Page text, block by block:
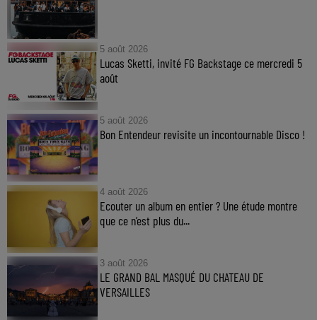
5 août 2026
Lucas Sketti, invité FG Backstage ce mercredi 5
août
5 août 2026
Bon Entendeur revisite un incontournable Disco !
4 août 2026
Ecouter un album en entier ? Une étude montre
que ce n’est plus du...
3 août 2026
LE GRAND BAL MASQUÉ DU CHATEAU DE
VERSAILLES